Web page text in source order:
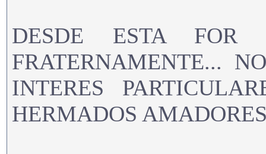
DESDE ESTA
FRATERNAMENTE...
INTERES
HERMADOS